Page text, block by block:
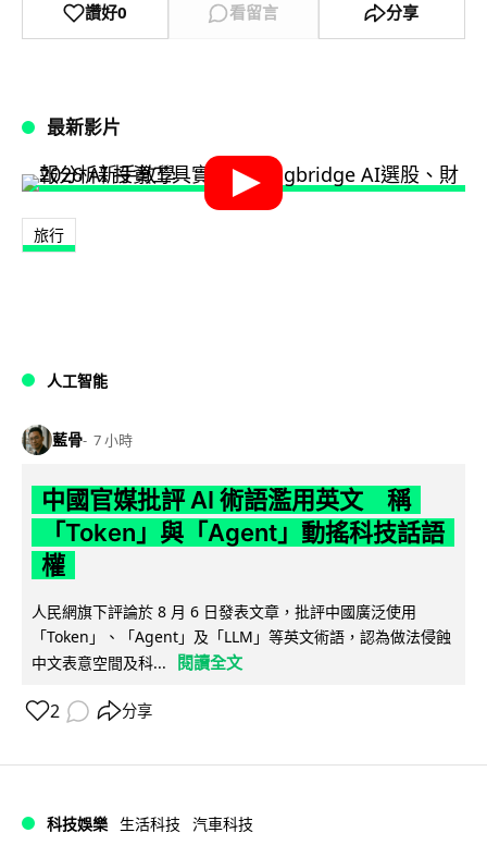
讚好0 看留言 分享
最新影片
旅行
人工智能
藍骨 7 小時
中國官媒批評 AI 術語濫用英文 稱
「Token」與「Agent」動搖科技話語
權
人民網旗下評論於 8 月 6 日發表文章，批評中國廣泛使用
「Token」、「Agent」及「LLM」等英文術語，認為做法侵蝕
中文表意空間及科...
閱讀全文
2 分享
科技娛樂 生活科技 汽車科技